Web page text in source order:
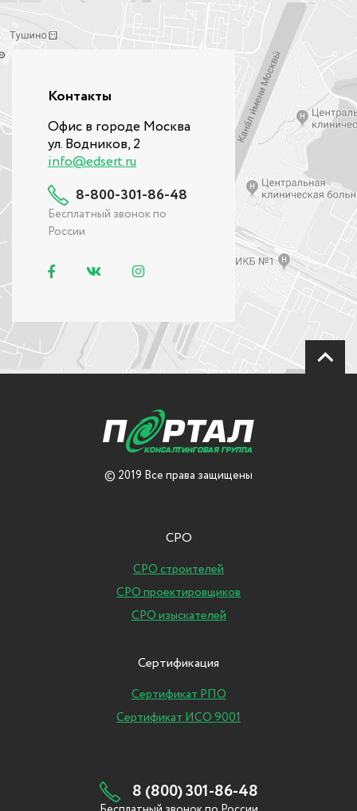
Контакты
Офис в городе Москва
ул. Водников, 2
info@edsert.ru
8-800-301-86-48
Бесплатный звонок по
России
© 2019 Все права защищены
СРО
СРО строителей
СРО проектировщиков
СРО изыскателей
Сертификация
Сертификат РПО
Сертификат ИСО 9001
8 (800) 301-86-48